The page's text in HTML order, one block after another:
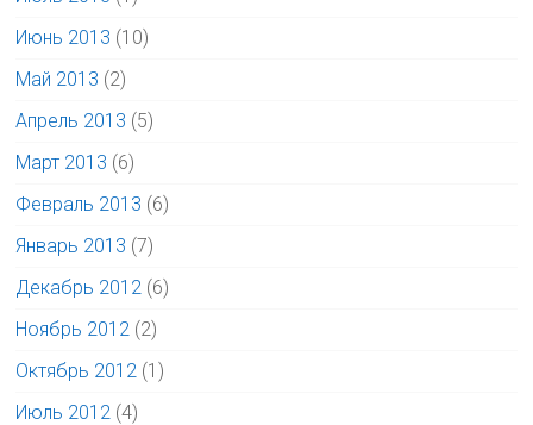
Июнь 2013 (10)
Май 2013 (2)
Апрель 2013 (5)
Март 2013 (6)
Февраль 2013 (6)
Январь 2013 (7)
Декабрь 2012 (6)
Ноябрь 2012 (2)
Октябрь 2012 (1)
Июль 2012 (4)